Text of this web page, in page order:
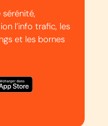
l’info trafic, les
et les bornes